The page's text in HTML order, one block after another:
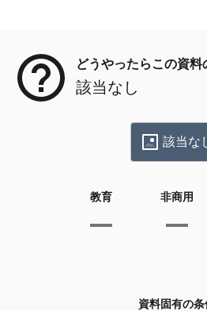
どうやったらこの資料
該当なし
該当な
教育 非商用
資料固有の条